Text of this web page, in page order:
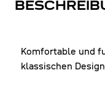
Komfortable und
klassischen